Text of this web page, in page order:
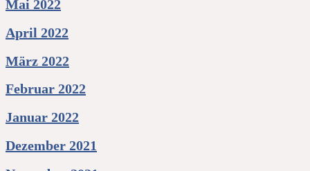
Mai 2022
April 2022
März 2022
Februar 2022
Januar 2022
Dezember 2021